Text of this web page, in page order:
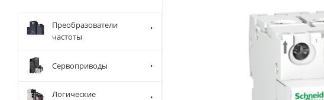
Преобразователи
частоты
Сервоприводы
Логические